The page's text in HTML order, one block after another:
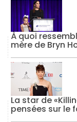
À quoi
mère de Bryn
La star de
pensées sur le